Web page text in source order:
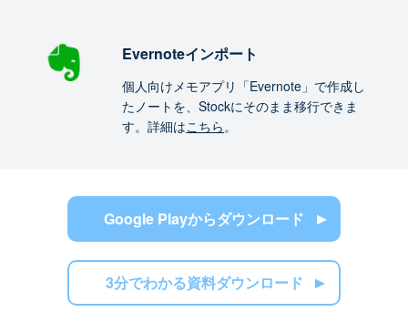
Evernoteインポート
個人向けメモアプリ「Evernote」で作成し
たノートを、Stockにそのまま移行できま
す。詳細はこちら。
Google Playからダウンロード
3分でわかる資料ダウンロード